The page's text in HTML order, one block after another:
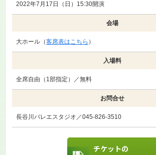
チケットの
2022年7月17日（日）15:30開演
会場
大ホール（客席表はこちら ）
入場料
全席自由（1部指定）／無料
お問合せ
長谷川バレエスタジオ／045-826-3510